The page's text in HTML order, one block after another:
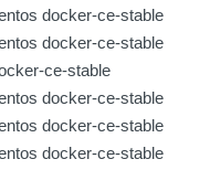
docker-ce-stable
docker-ce-stable
ce-stable
docker-ce-stable
docker-ce-stable
docker-ce-stable